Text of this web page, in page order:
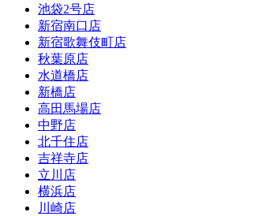
池袋2号店
新宿南口店
新宿歌舞伎町店
秋葉原店
水道橋店
新橋店
高田馬場店
中野店
北千住店
吉祥寺店
立川店
横浜店
川崎店